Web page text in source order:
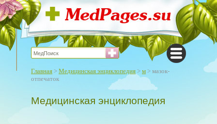
Главная > Медицинская энциклопедия > м > мазок-
отпечаток
Медицинская энциклопедия